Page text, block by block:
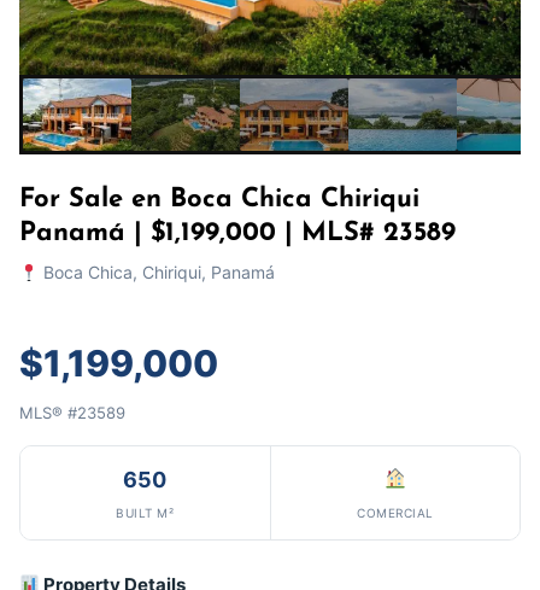
For Sale en Boca Chica Chiriqui
Panamá | $1,199,000 | MLS# 23589
Boca Chica, Chiriqui, Panamá
$1,199,000
MLS® #23589
650
BUILT M² COMERCIAL
Property Details